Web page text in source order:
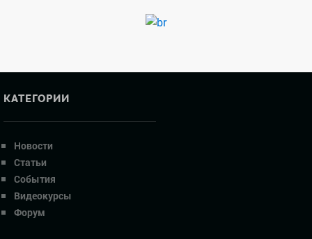
КАТЕГОРИИ
Новости
Статьи
События
Видеокурсы
Форум